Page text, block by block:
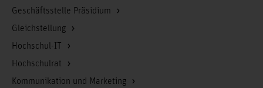
Geschäftsstelle Präsidium
Gleichstellung
Hochschul-IT
Hochschulrat
Kommunikation und Marketing